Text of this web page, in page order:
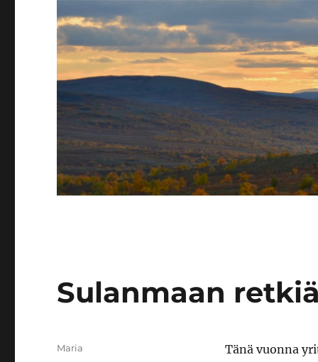
Sulanmaan
Tänä vuonna
Author
Maria